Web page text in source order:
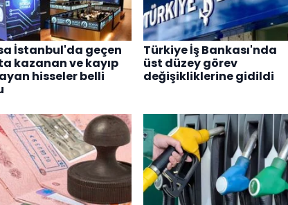
İstanbul'da geçen
kazanan ve kayıp
hisseler belli
Türkiye İş Bankası'nda
üst düzey görev
değişikliklerine gidildi